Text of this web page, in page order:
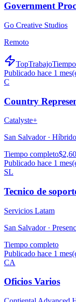
Government
Go Creative Studios
Remoto
TopTrabajo
Publicado hace 1
C
Country
Catalyste+
San Salvador · Híbrido
Tiempo completo
Publicado hace 1
SL
Tecnico de
Servicios Latam
San Salvador ·
Tiempo completo
Publicado hace 1
CA
Oficios Varios